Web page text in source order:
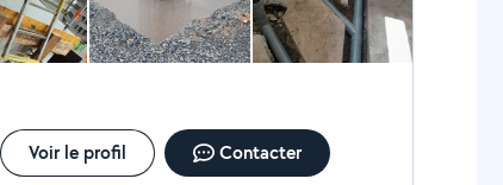
Voir le profil Contacter